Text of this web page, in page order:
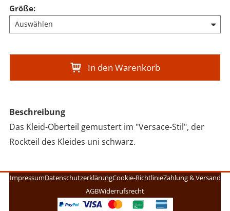
Größe:
In den Warenkorb
Beschreibung
Das Kleid-Oberteil gemustert im "Versace-Stil", der
Rockteil des Kleides uni schwarz.
ImpressumDatenschutzerklärungCookie-RichtlinieZahlung & Versand
AGBWiderrufsrecht